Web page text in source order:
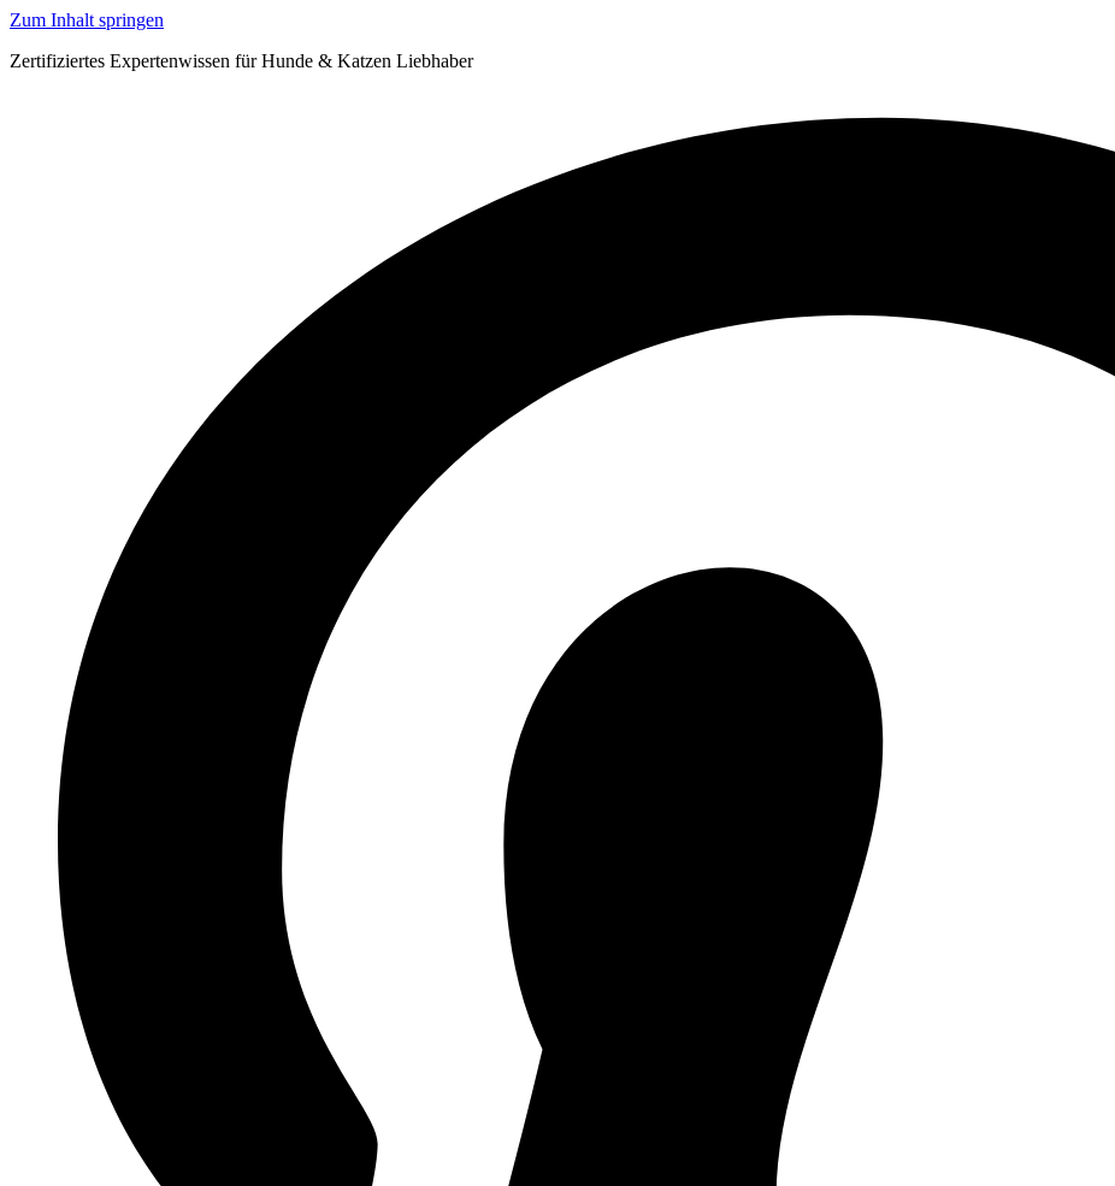
Zum Inhalt springen
Zertifiziertes Expertenwissen für Hunde & Katzen Liebhaber